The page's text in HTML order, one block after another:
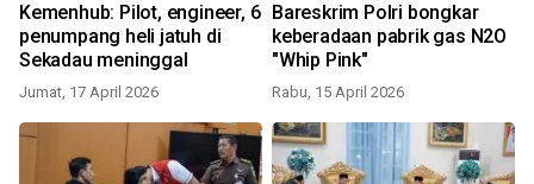
Kemenhub: Pilot, engineer, 6
penumpang heli jatuh di
Sekadau meninggal
Jumat, 17 April 2026
Bareskrim Polri bongkar
keberadaan pabrik gas N2O
"Whip Pink"
Rabu, 15 April 2026